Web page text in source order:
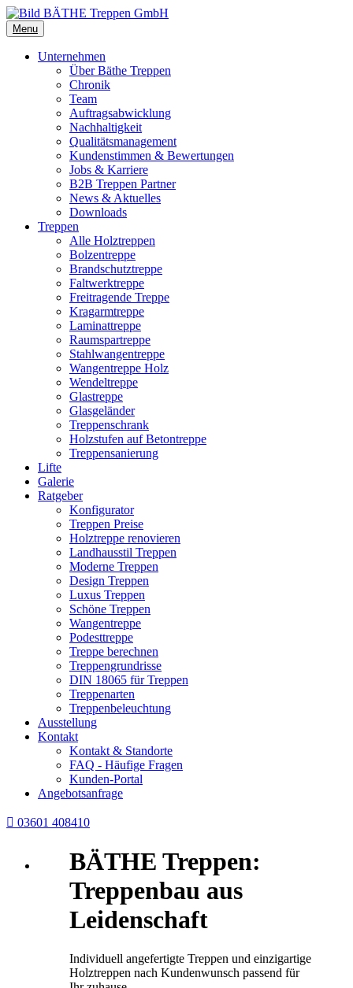
Menu
Unternehmen
Über Bäthe Treppen
Chronik
Team
Auftragsabwicklung
Nachhaltigkeit
Qualitätsmanagement
Kundenstimmen & Bewertungen
Jobs & Karriere
B2B Treppen Partner
News & Aktuelles
Downloads
Treppen
Alle Holztreppen
Bolzentreppe
Brandschutztreppe
Faltwerktreppe
Freitragende Treppe
Kragarmtreppe
Laminattreppe
Raumspartreppe
Stahlwangentreppe
Wangentreppe Holz
Wendeltreppe
Glastreppe
Glasgeländer
Treppenschrank
Holzstufen auf Betontreppe
Treppensanierung
Lifte
Galerie
Ratgeber
Konfigurator
Treppen Preise
Holztreppe renovieren
Landhausstil Treppen
Moderne Treppen
Design Treppen
Luxus Treppen
Schöne Treppen
Wangentreppe
Podesttreppe
Treppe berechnen
Treppengrundrisse
DIN 18065 für Treppen
Treppenarten
Treppenbeleuchtung
Ausstellung
Kontakt
Kontakt & Standorte
FAQ - Häufige Fragen
Kunden-Portal
Angebotsanfrage
 03601 408410
BÄTHE Treppen:
Treppenbau aus
Leidenschaft
Individuell angefertigte Treppen und einzigartige
Holztreppen nach Kundenwunsch passend für